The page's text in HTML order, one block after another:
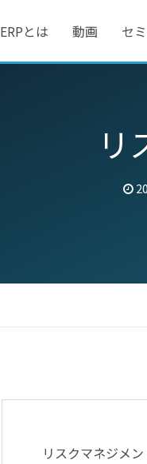
ERPとは 動画 セ
リ
リスクマネジメ